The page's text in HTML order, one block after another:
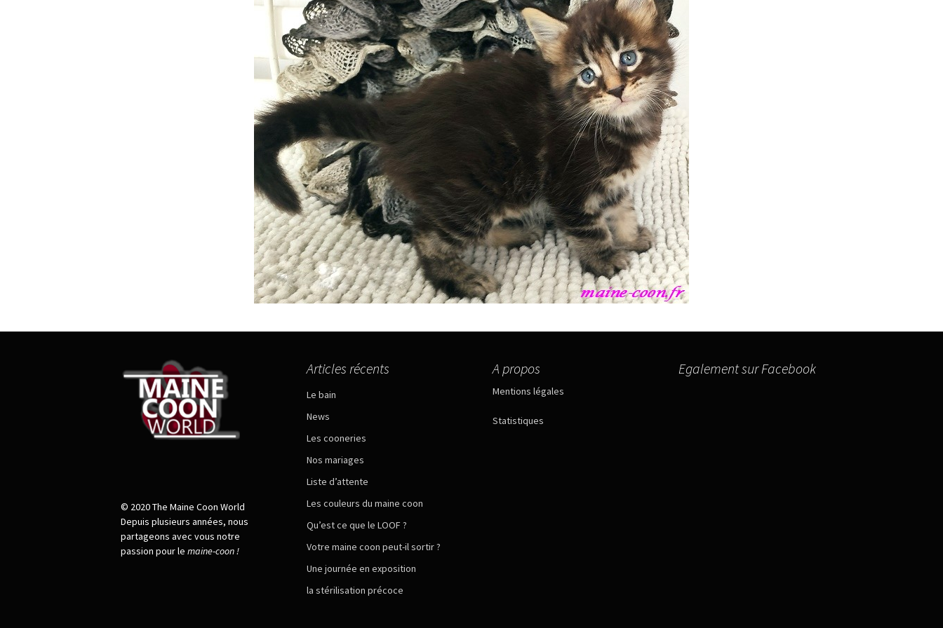
© 2020 The Maine Coon World
Depuis plusieurs années, nous
partageons avec vous notre
passion pour le maine-coon !
Articles récents
Le bain
News
Les cooneries
Nos mariages
Liste d’attente
Les couleurs du maine coon
Qu’est ce que le LOOF ?
Votre maine coon peut-il sortir ?
Une journée en exposition
la stérilisation précoce
A propos
Mentions légales
Statistiques
Egalement sur Facebook